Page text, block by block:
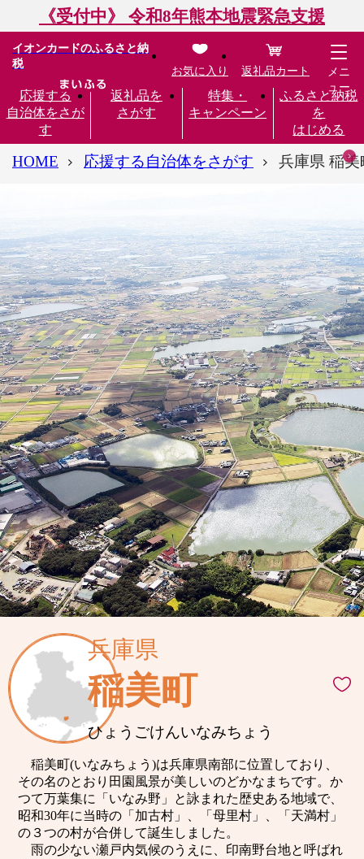
《受付中》 令和8年熊本地震緊急支援
イオンカードのふるさと納
税
応援する
自治体をさが
す
返礼品を
さがす
特集・
キャンペーン
ふるさと納税
を
はじめる
お気に入り 返礼品カート
メニ
ュー
HOME 応援する自治体をさがす 兵庫県 稲美
兵庫県
稲美町
ひょうごけんいなみちょう
稲美町(いなみちょう)は兵庫県南部に位置しており、
その名のとおり田園風景が美しいのどかなまちです。か
つて万葉集に「いなみ野」と詠まれた歴史ある地域で、
昭和30年に当時の「加古村」、「母里村」、「天満村」
の３つの村が合併して誕生しました。
雨の少ない瀬戸内気候のうえに、印南野台地と呼ばれ